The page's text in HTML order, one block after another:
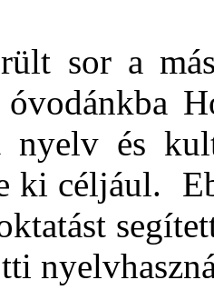
sor a
és
ki céljául.